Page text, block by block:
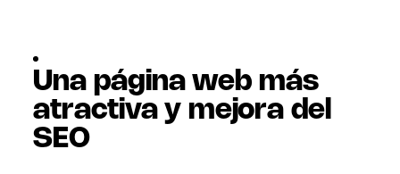
Una página web más
atractiva y mejora del
SEO